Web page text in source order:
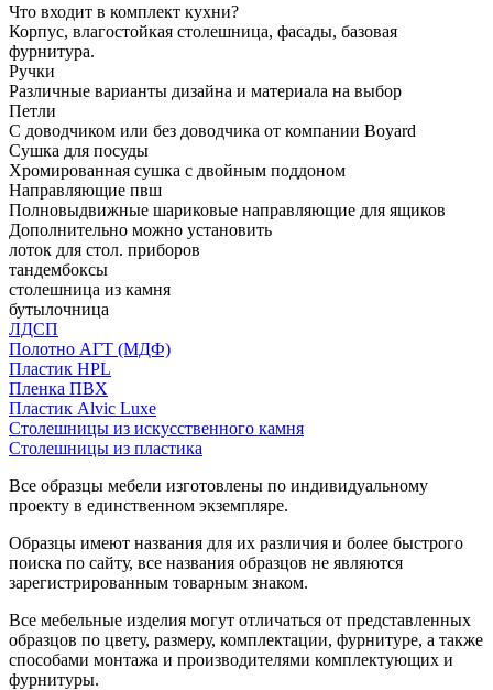
Что входит в комплект кухни?
Корпус, влагостойкая столешница, фасады, базовая
фурнитура.
Ручки
Различные варианты дизайна и материала на выбор
Петли
С доводчиком или без доводчика от компании Boyard
Сушка для посуды
Хромированная сушка с двойным поддоном
Направляющие пвш
Полновыдвижные шариковые направляющие для ящиков
Дополнительно можно установить
лоток для стол. приборов
тандембоксы
столешница из камня
бутылочница
ЛДСП
Полотно АГТ (МДФ)
Пластик HPL
Пленка ПВХ
Пластик Alvic Luxe
Столешницы из искусственного камня
Столешницы из пластика
Все образцы мебели изготовлены по индивидуальному
проекту в единственном экземпляре.
Образцы имеют названия для их различия и более быстрого
поиска по сайту, все названия образцов не являются
зарегистрированным товарным знаком.
Все мебельные изделия могут отличаться от представленных
образцов по цвету, размеру, комплектации, фурнитуре, а также
способами монтажа и производителями комплектующих и
фурнитуры.